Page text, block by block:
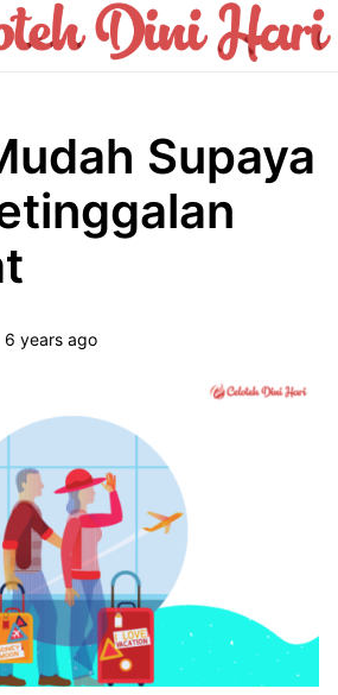
Supaya
6 years ago